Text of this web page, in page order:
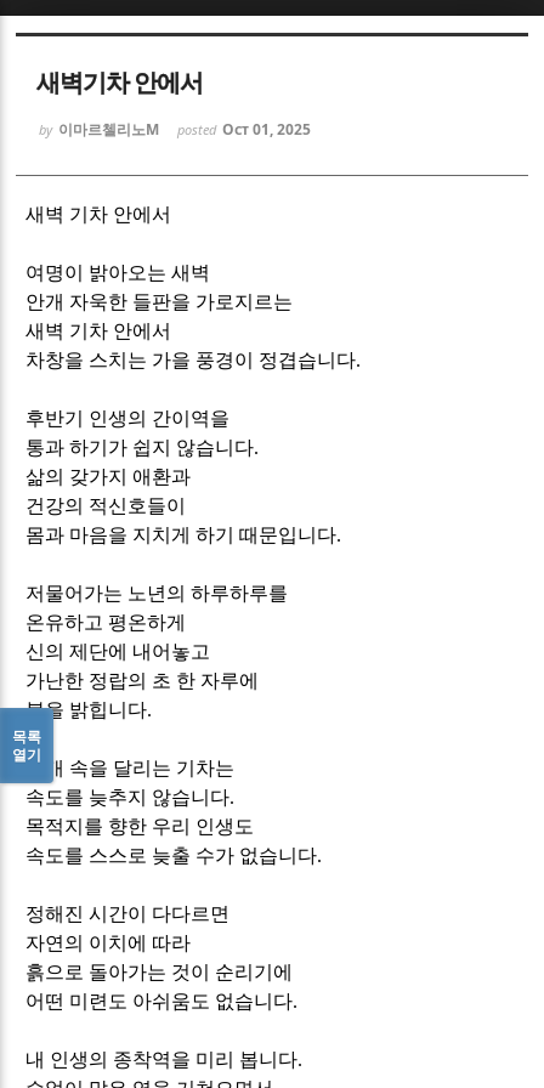
새벽기차 안에서
by 이마르첼리노M posted Oct 01, 2025
새벽 기차 안에서
여명이 밝아오는 새벽
안개 자욱한 들판을 가로지르는
새벽 기차 안에서
차창을 스치는 가을 풍경이 정겹습니다.
후반기 인생의 간이역을
통과 하기가 쉽지 않습니다.
삶의 갖가지 애환과
건강의 적신호들이
몸과 마음을 지치게 하기 때문입니다.
저물어가는 노년의 하루하루를
온유하고 평온하게
신의 제단에 내어놓고
가난한 정랍의 초 한 자루에
불을 밝힙니다.
안개 속을 달리는 기차는
속도를 늦추지 않습니다.
목적지를 향한 우리 인생도
속도를 스스로 늦출 수가 없습니다.
정해진 시간이 다다르면
자연의 이치에 따라
흙으로 돌아가는 것이 순리기에
어떤 미련도 아쉬움도 없습니다.
내 인생의 종착역을 미리 봅니다.
목록
열기
Sketchbook5, 스케치북5
Sketchbook5, 스케치북5
Sketchbook5, 스케치북5
Sketchbook5, 스케치북5